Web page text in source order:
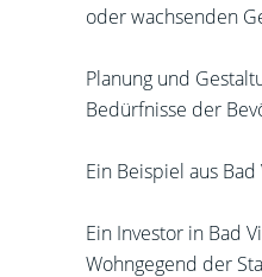
oder wachsenden
Planung und
Bedürfnisse der
Ein Beispiel aus Bad
Ein Investor in Bad
Wohngegend der